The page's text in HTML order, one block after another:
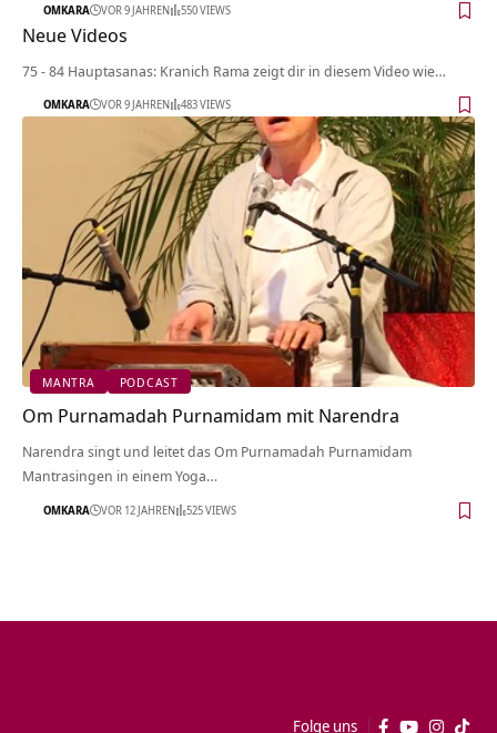
OMKARA VOR 9 JAHREN 550 VIEWS
Neue Videos
75 - 84 Hauptasanas: Kranich Rama zeigt dir in diesem Video wie…
OMKARA VOR 9 JAHREN 483 VIEWS
MANTRA PODCAST
Om Purnamadah Purnamidam mit Narendra
Narendra singt und leitet das Om Purnamadah Purnamidam
Mantrasingen in einem Yoga…
OMKARA VOR 12 JAHREN 525 VIEWS
Folge uns